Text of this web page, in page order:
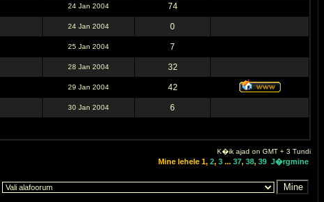
24 Jan 2004 74
24 Jan 2004 0
25 Jan 2004 7
28 Jan 2004 32
29 Jan 2004 42
30 Jan 2004 6
K�ik ajad on GMT + 3 Tundi
Mine lehele 1, 2, 3 ... 37, 38, 39 J�rgmine